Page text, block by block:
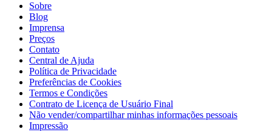
Sobre
Blog
Imprensa
Preços
Contato
Central de Ajuda
Política de Privacidade
Preferências de Cookies
Termos e Condições
Contrato de Licença de Usuário Final
Não vender/compartilhar minhas informações pessoais
Impressão